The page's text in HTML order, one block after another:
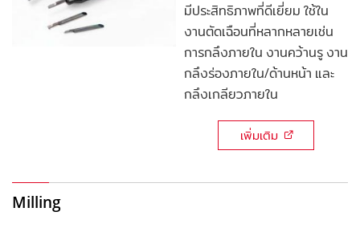
มีประสิทธิภาพที่ดีเยี่ยม ใช้ใน
งานตัดเฉือนที่หลากหลายเช่น
การกลึงภายใน งานคว้านรู งาน
กลึงร่องภายใน/ด้านหน้า และ
กลึงเกลียวภายใน
เพิ่มเติม
Milling